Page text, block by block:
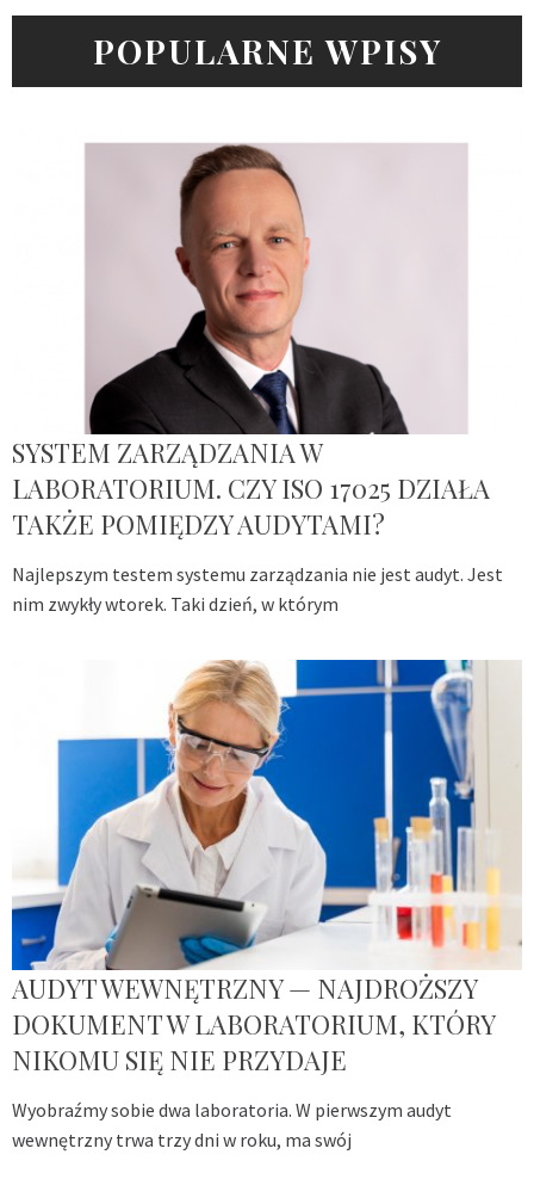
POPULARNE WPISY
SYSTEM ZARZĄDZANIA W
LABORATORIUM. CZY ISO 17025 DZIAŁA
TAKŻE POMIĘDZY AUDYTAMI?
Najlepszym testem systemu zarządzania nie jest audyt. Jest
nim zwykły wtorek. Taki dzień, w którym
AUDYT WEWNĘTRZNY — NAJDROŻSZY
DOKUMENT W LABORATORIUM, KTÓRY
NIKOMU SIĘ NIE PRZYDAJE
Wyobraźmy sobie dwa laboratoria. W pierwszym audyt
wewnętrzny trwa trzy dni w roku, ma swój